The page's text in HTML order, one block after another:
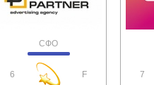
СФО
6 F 7